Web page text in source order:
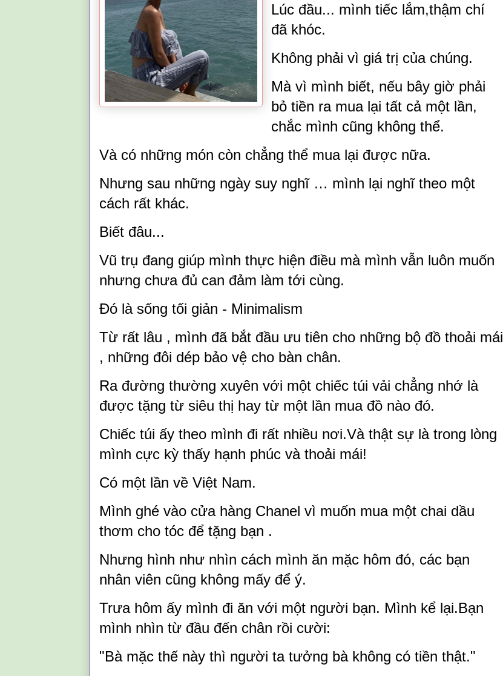
Lúc đầu... mình tiếc lắm,thậm chí
đã khóc.
Không phải vì giá trị của chúng.
Mà vì mình biết, nếu bây giờ phải
bỏ tiền ra mua lại tất cả một lần,
chắc mình cũng không thể.
Và có những món còn chẳng thể mua lại được nữa.
Nhưng sau những ngày suy nghĩ … mình lại nghĩ theo một
cách rất khác.
Biết đâu...
Vũ trụ đang giúp mình thực hiện điều mà mình vẫn luôn muốn
nhưng chưa đủ can đảm làm tới cùng.
Đó là sống tối giản - Minimalism
Từ rất lâu , mình đã bắt đầu ưu tiên cho những bộ đồ thoải mái
, những đôi dép bảo vệ cho bàn chân.
Ra đường thường xuyên với một chiếc túi vải chẳng nhớ là
được tặng từ siêu thị hay từ một lần mua đồ nào đó.
Chiếc túi ấy theo mình đi rất nhiều nơi.Và thật sự là trong lòng
mình cực kỳ thấy hạnh phúc và thoải mái!
Có một lần về Việt Nam.
Mình ghé vào cửa hàng Chanel vì muốn mua một chai dầu
thơm cho tóc để tặng bạn .
Nhưng hình như nhìn cách mình ăn mặc hôm đó, các bạn
nhân viên cũng không mấy để ý.
Trưa hôm ấy mình đi ăn với một người bạn. Mình kể lại.Bạn
mình nhìn từ đầu đến chân rồi cười:
"Bà mặc thế này thì người ta tưởng bà không có tiền thật."